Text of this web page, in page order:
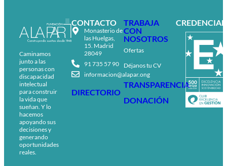
Caminamos
junto a las
personas con
discapacidad
intelectual
para construir
la vida que
sueñan. Y lo
hacemos
apoyando sus
decisiones y
generando
oportunidades
reales.
CONTACTO
Monasterio de
las Huelgas,
15. Madrid
28049
91 735 57 90
informacion@alapar.ong
DIRECTORIO
TRABAJA
CON
NOSOTROS
Ofertas
Déjanos tu CV
TRANSPARENCIA
DONACIÓN